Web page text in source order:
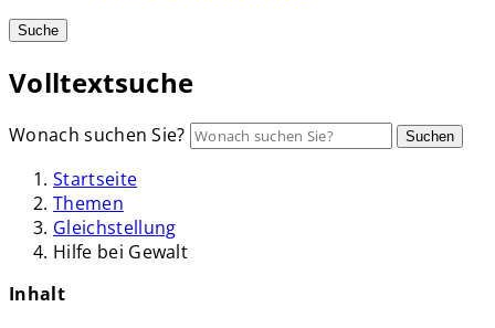
Suche
Volltextsuche
Wonach suchen Sie? Suchen
Startseite
Themen
Gleichstellung
Hilfe bei Gewalt
Inhalt